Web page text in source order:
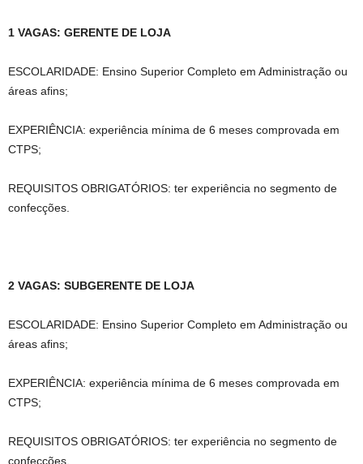
1 VAGAS: GERENTE DE LOJA
ESCOLARIDADE: Ensino Superior Completo em Administração ou
áreas afins;
EXPERIÊNCIA: experiência mínima de 6 meses comprovada em
CTPS;
REQUISITOS OBRIGATÓRIOS: ter experiência no segmento de
confecções.
2 VAGAS: SUBGERENTE DE LOJA
ESCOLARIDADE: Ensino Superior Completo em Administração ou
áreas afins;
EXPERIÊNCIA: experiência mínima de 6 meses comprovada em
CTPS;
REQUISITOS OBRIGATÓRIOS: ter experiência no segmento de
confecções.